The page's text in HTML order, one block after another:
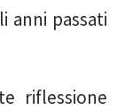
anni passati
riflessione